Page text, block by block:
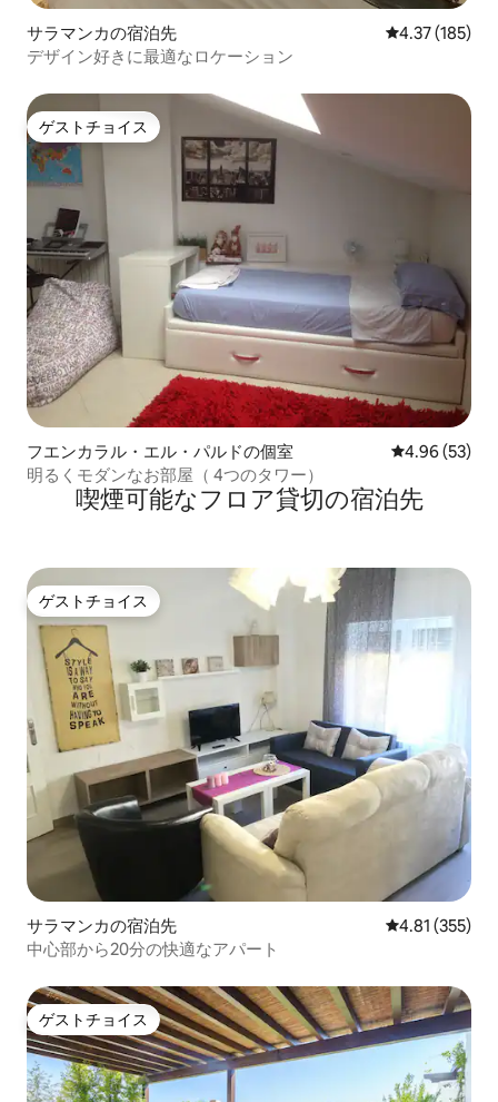
サラマンカの宿泊先 レビュー185
4.37 (185)
デザイン好きに最適なロケーション
ゲストチョイス
ゲストチョイス
フエンカラル・エル・パルドの個室 レビュー53
4.96 (53)
明るくモダンなお部屋（ 4つのタワー）
喫煙可能なフロア貸切の宿泊先
ゲストチョイス
ゲストチョイス
サラマンカの宿泊先 レビュー355
4.81 (355)
中心部から20分の快適なアパート
ゲストチョイス
ゲストチョイス